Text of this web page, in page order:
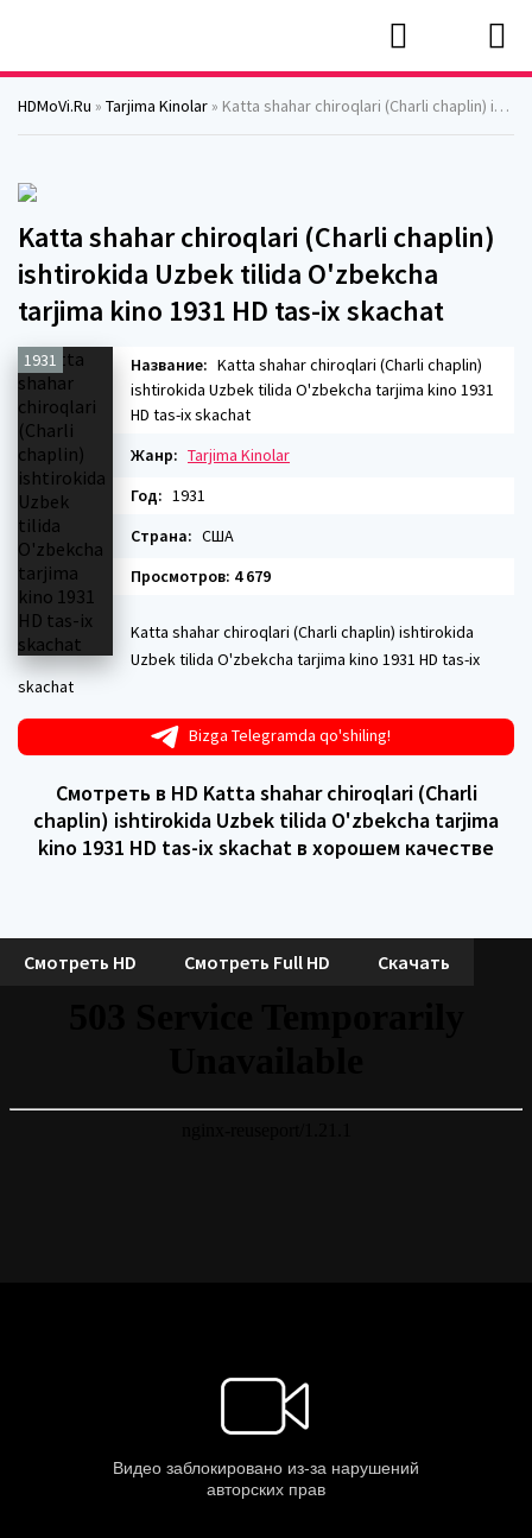
HDMoVi.Ru » Tarjima Kinolar » Katta shahar chiroqlari (Charli chaplin) ishtirokida Uzbek tilida O'zbekcha tarjima kino 1931 HD tas-ix skachat
Katta shahar chiroqlari (Charli chaplin)
ishtirokida Uzbek tilida O'zbekcha
tarjima kino 1931 HD tas-ix skachat
1931 Название: Katta shahar chiroqlari (Charli chaplin)
ishtirokida Uzbek tilida O'zbekcha tarjima kino 1931
HD tas-ix skachat
Жанр: Tarjima Kinolar
Год: 1931
Страна: США
Просмотров: 4 679
Katta shahar chiroqlari (Charli chaplin) ishtirokida
Uzbek tilida O'zbekcha tarjima kino 1931 HD tas-ix
skachat
Bizga Telegramda qo'shiling!
Смотреть в HD Katta shahar chiroqlari (Charli
chaplin) ishtirokida Uzbek tilida O'zbekcha tarjima
kino 1931 HD tas-ix skachat в хорошем качестве
Смотреть HD Смотреть Full HD Скачать